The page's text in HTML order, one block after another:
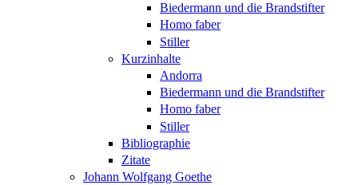
Biedermann und die Brandstifter
Homo faber
Stiller
Kurzinhalte
Andorra
Biedermann und die Brandstifter
Homo faber
Stiller
Bibliographie
Zitate
Johann Wolfgang Goethe